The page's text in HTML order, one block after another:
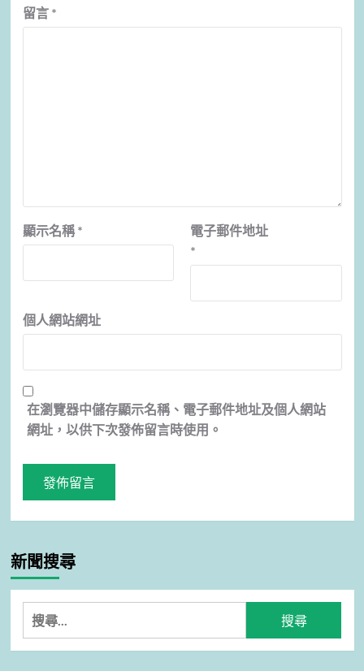
留言 *
顯示名稱 *
電子郵件地址
*
個人網站網址
在瀏覽器中儲存顯示名稱、電子郵件地址及個人網站
網址，以供下次發佈留言時使用。
新聞搜尋
搜
尋
關